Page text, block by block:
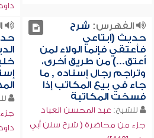
داود
الفهرس: شرح
حديث (ابتاعي
فأعتقي فإنما الولاء لمن
أعتق...) من طريق أخرى،
وتراجم رجال إسناده , ما
جاء في بيع المكاتب إذا
فسخت المكاتبة
للشيخ: عبد المحسن العباد
جزء من محاضرة ( شرح سنن أبي
داود